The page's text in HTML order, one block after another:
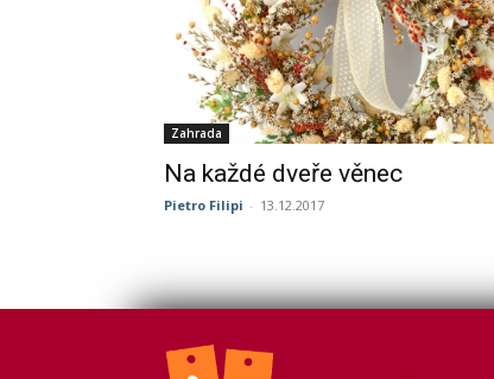
Zahrada
Na každé dveře věnec
Pietro Filipi - 13.12.2017